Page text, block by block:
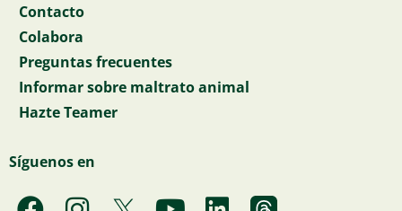
Contacto
Colabora
Preguntas frecuentes
Informar sobre maltrato animal
Hazte Teamer
Síguenos en
F I Y L